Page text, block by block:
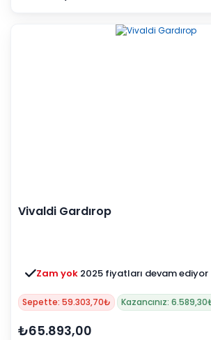
Vivaldi Gardırop
Zam yok 2025 fiyatları devam ediyor
Sepette: 59.303,70₺ Kazancınız:
₺65.893,00